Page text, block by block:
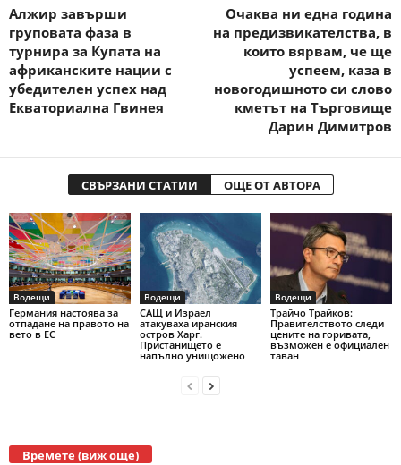
Алжир завърши
груповата фаза в
турнира за Купата на
африканските нации с
убедителен успех над
Екваториална Гвинея
Очаква ни една година
на предизвикателства, в
които вярвам, че ще
успеем, каза в
новогодишното си слово
кметът на Търговище
Дарин Димитров
СВЪРЗАНИ СТАТИИ ОЩЕ ОТ АВТОРА
Водещи
Германия настоява за
отпадане на правото на
вето в ЕС
Водещи
САЩ и Израел
атакуваха иранския
остров Харг.
Пристанището е
напълно унищожено
Водещи
Трайчо Трайков:
Правителството следи
цените на горивата,
възможен е официален
таван
Времете (виж още)